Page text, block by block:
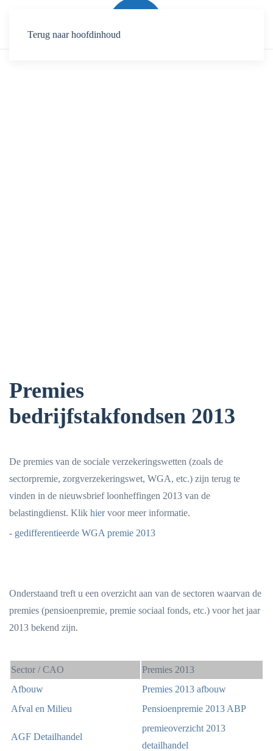
Terug naar hoofdinhoud
Premies
bedrijfstakfondsen 2013
De premies van de sociale verzekeringswetten (zoals de
sectorpremie, zorgverzekeringswet, WGA, etc.) zijn terug te
vinden in de nieuwsbrief loonheffingen 2013 van de
belastingdienst. Klik hiervoor meer informatie.
- gedifferentieerde WGA premie 2013
Onderstaand treft u een overzicht aan van de sectoren waarvan de
premies (pensioenpremie, premie sociaal fonds, etc.) voor het jaar
2013 bekend zijn.
Sector / CAO
Premies 2013
Afbouw
Premies 2013 afbouw
Afval en Milieu
Pensioenpremie 2013 ABP
AGF Detailhandel
premieoverzicht 2013
detailhandel